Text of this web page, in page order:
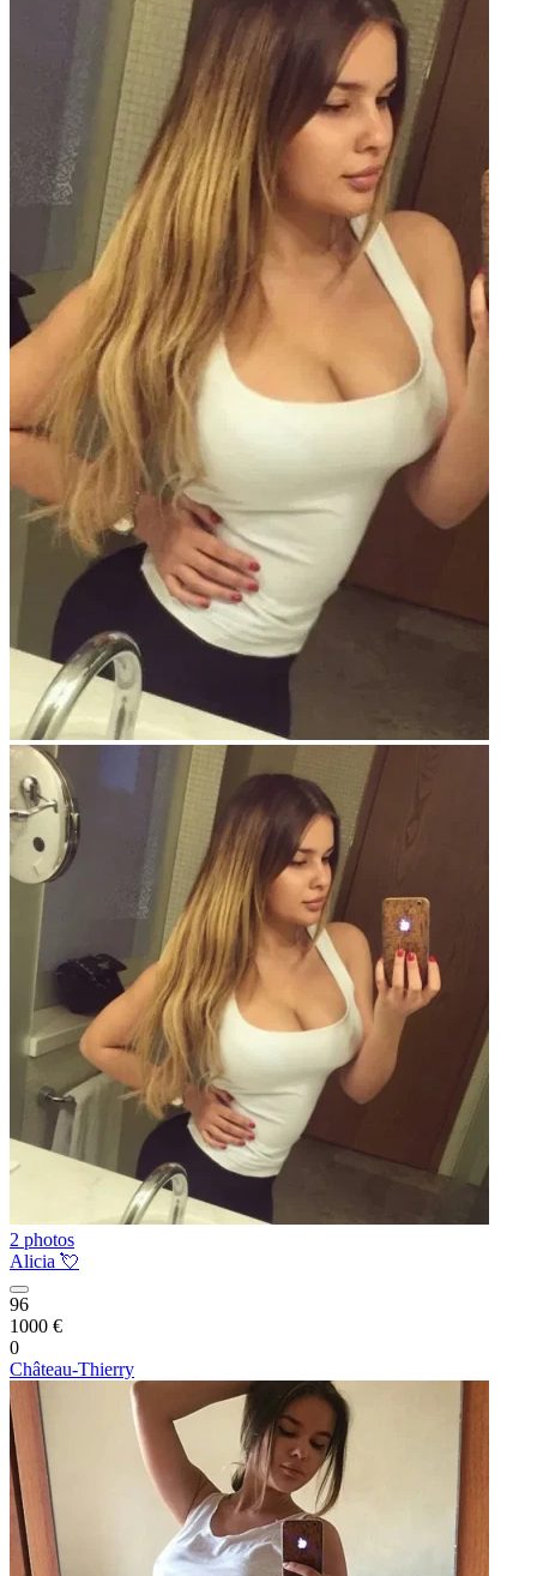
2 photos
Alicia 💘
96
1000 €
0
Château-Thierry